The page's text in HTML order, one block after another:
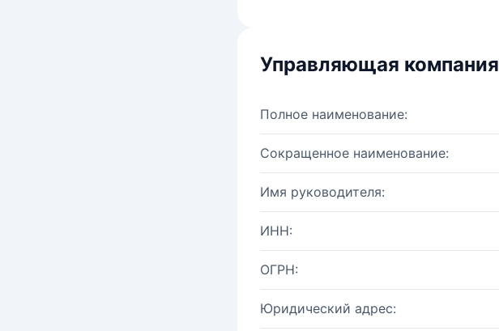
Управляющая компания
Полное наименование:
Сокращенное наименование:
Имя руководителя:
ИНН:
ОГРН:
Юридический адрес: